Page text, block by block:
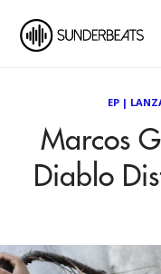
EP |
Marcos
Diablo